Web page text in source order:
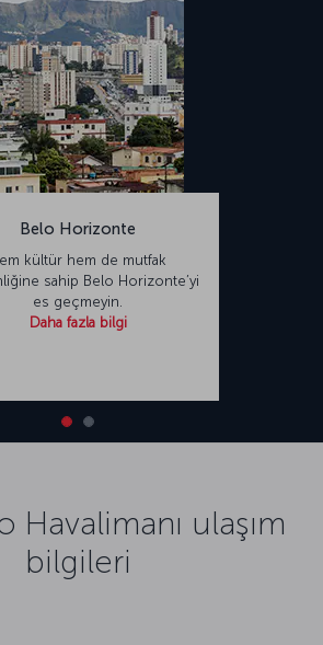
Belo Horizonte
kültür hem de mutfak
sahip Belo Horizonte’yi
es geçmeyin.
Daha fazla bilgi
Havalimanı ulaşım
bilgileri